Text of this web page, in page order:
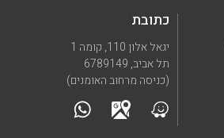
כתובת
יגאל אלון 110, קומה 1
תל אביב, 6789149
(כניסה מרחוב האומנים)